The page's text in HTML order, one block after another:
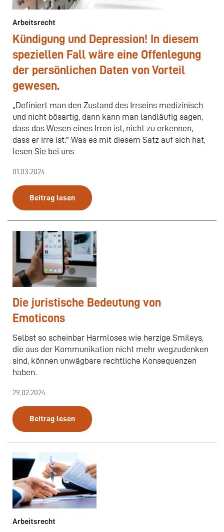
Arbeitsrecht
Kündigung und Depression! In diesem
speziellen Fall wäre eine Offenlegung
der persönlichen Daten von Vorteil
gewesen.
„Definiert man den Zustand des Irrseins medizinisch
und nicht bösartig, dann kann man landläufig sagen,
dass das Wesen eines Irren ist, nicht zu erkennen,
dass er irre ist." Was es mit diesem Satz auf sich hat,
lesen Sie bei uns
01.03.2024
Beitrag lesen
Die juristische Bedeutung von
Emoticons
Selbst so scheinbar Harmloses wie herzige Smileys,
die aus der Kommunikation nicht mehr wegzudenken
sind, können unwägbare rechtliche Konsequenzen
haben.
29.02.2024
Beitrag lesen
Arbeitsrecht